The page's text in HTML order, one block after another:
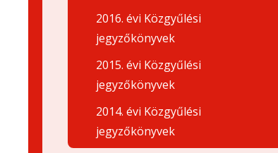
2016. évi Közgyűlési
jegyzőkönyvek
2015. évi Közgyűlési
jegyzőkönyvek
2014. évi Közgyűlési
jegyzőkönyvek